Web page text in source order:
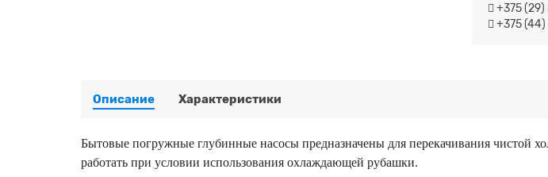
+375
+375 (44)
Описание Характеристики
Бытовые погружные глубинные насосы предназначены для перекачивания чистой
работать при условии использования охлаждающей рубашки.